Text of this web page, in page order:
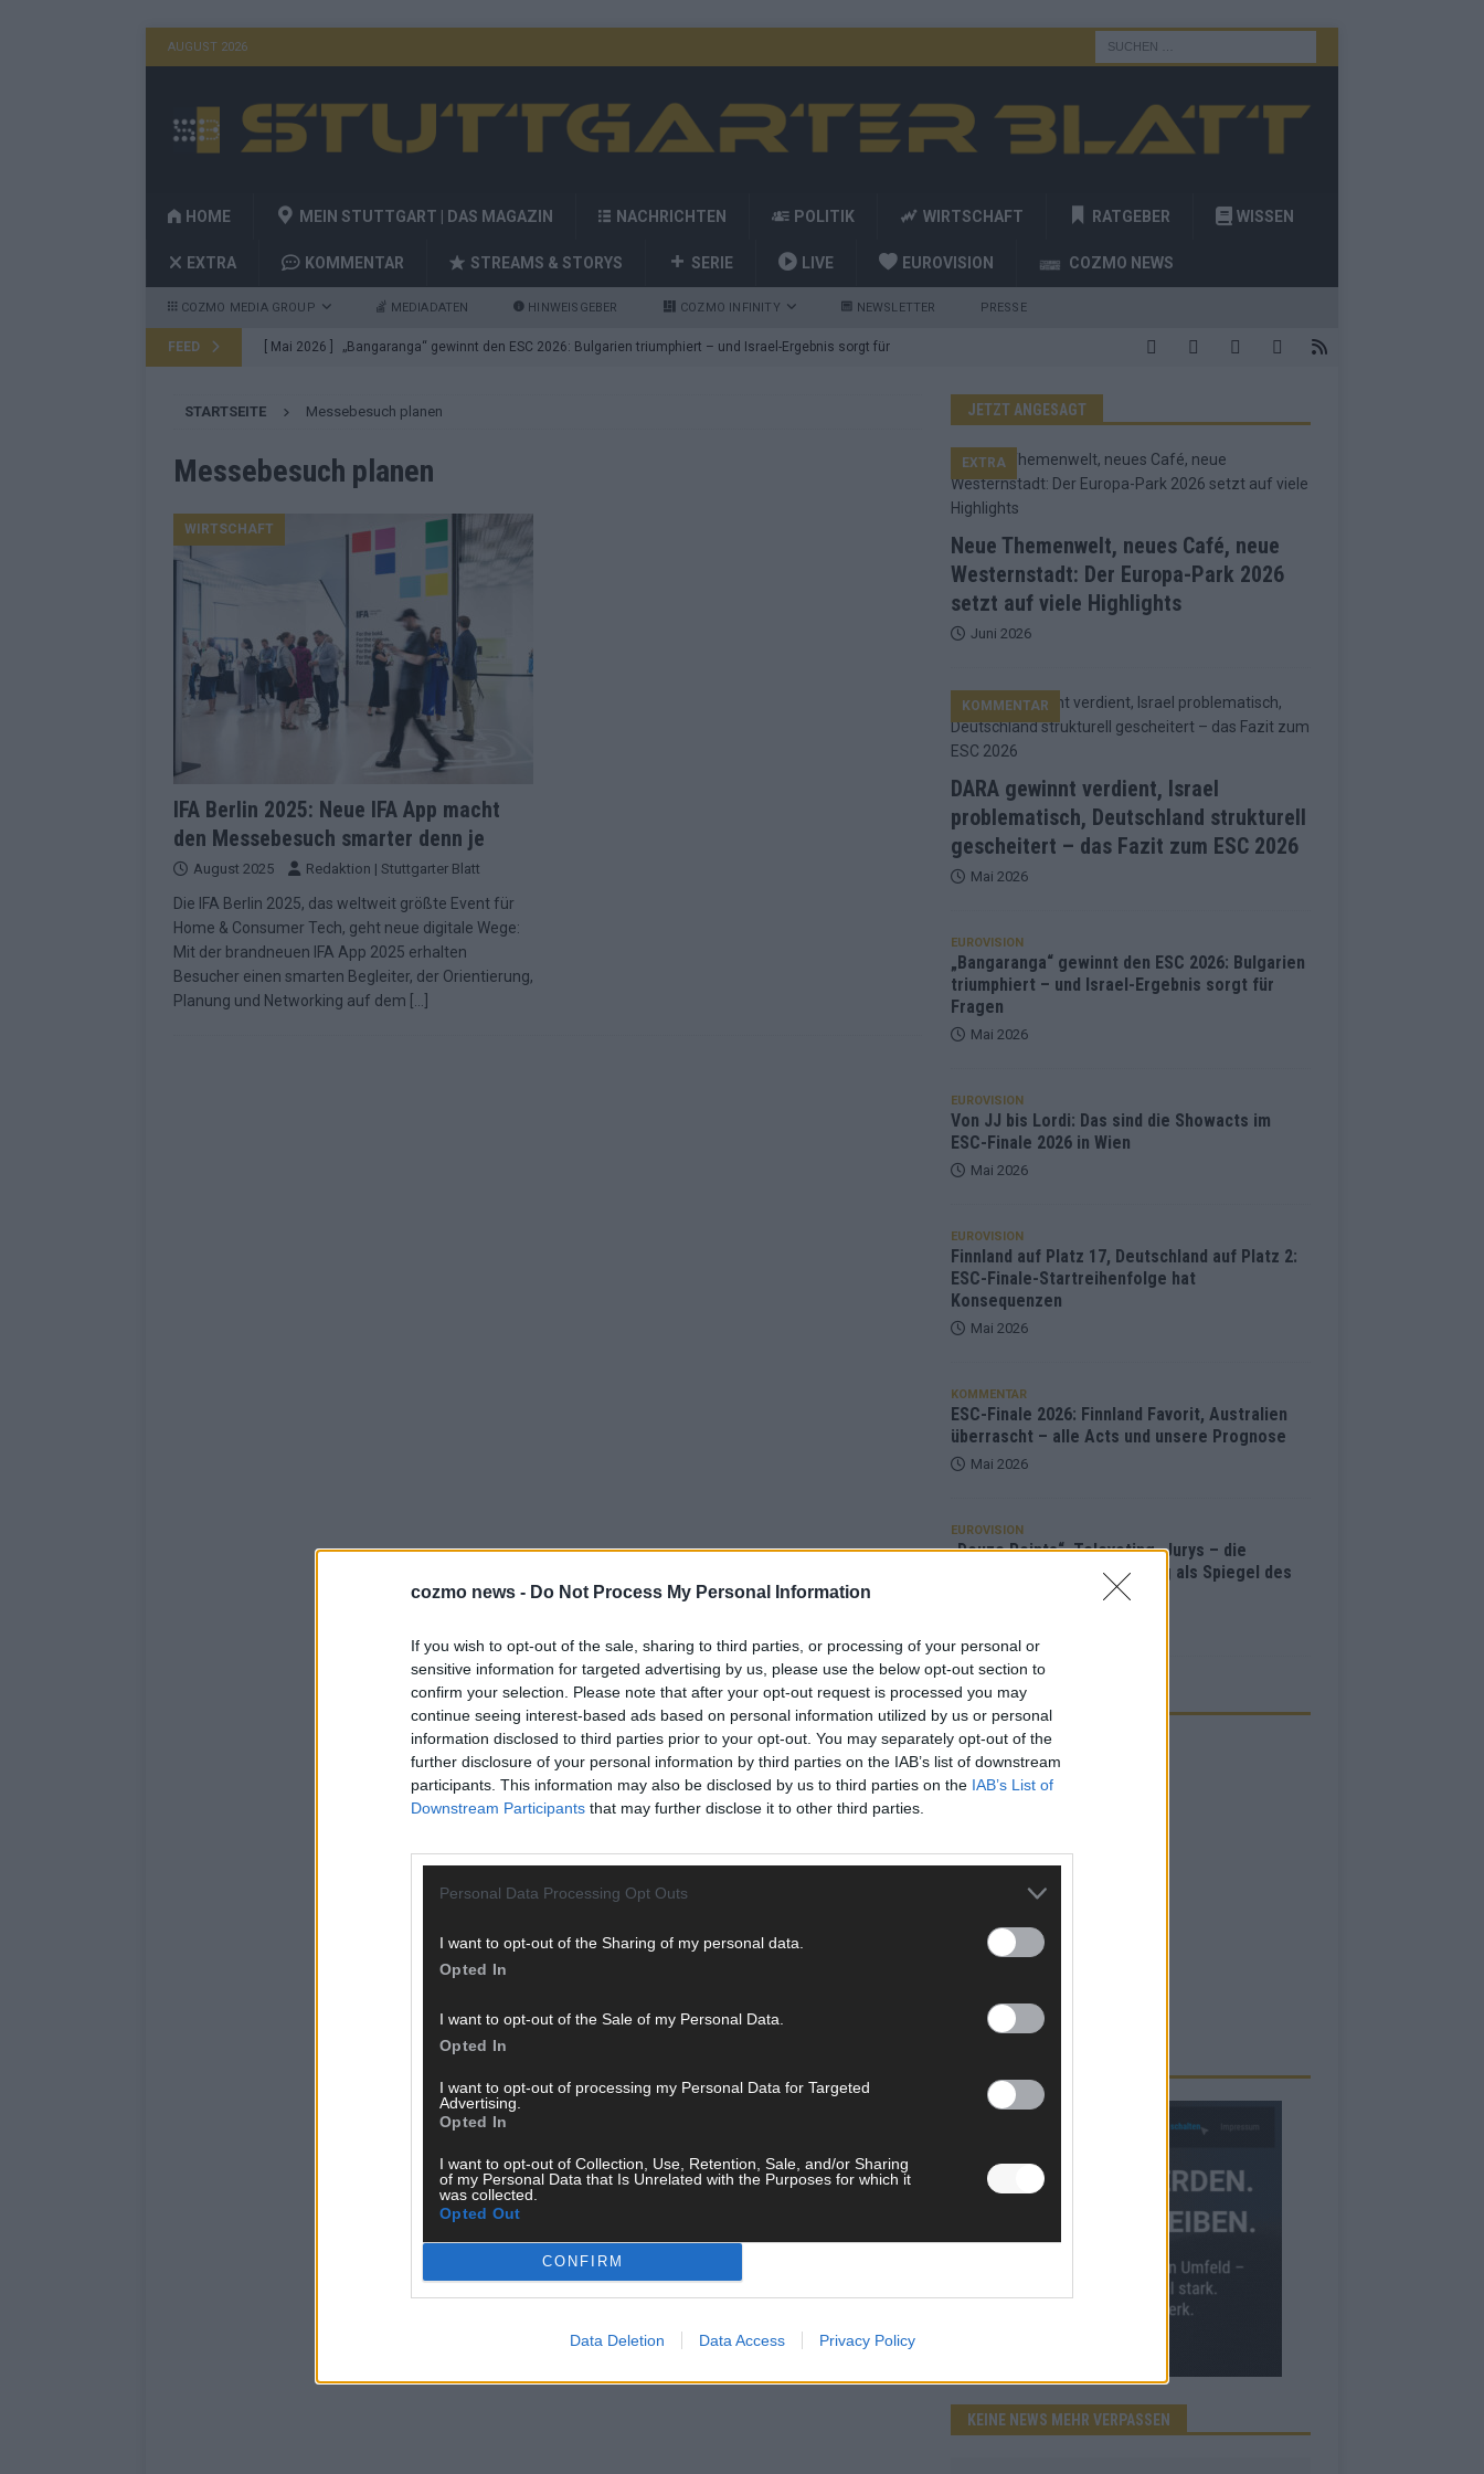
cozmo news - Do Not Process My Personal Information
If you wish to opt-out of the sale, sharing to third parties, or processing of your personal or
sensitive information for targeted advertising by us, please use the below opt-out section to
confirm your selection. Please note that after your opt-out request is processed you may
continue seeing interest-based ads based on personal information utilized by us or personal
information disclosed to third parties prior to your opt-out. You may separately opt-out of the
further disclosure of your personal information by third parties on the IAB’s list of downstream
participants. This information may also be disclosed by us to third parties on the IAB’s List of
Downstream Participants that may further disclose it to other third parties.
Personal Data Processing Opt Outs
I want to opt-out of the Sharing of my personal data.
Opted In
I want to opt-out of the Sale of my Personal Data.
Opted In
I want to opt-out of processing my Personal Data for Targeted
Advertising.
Opted In
I want to opt-out of Collection, Use, Retention, Sale, and/or Sharing
of my Personal Data that Is Unrelated with the Purposes for which it
was collected.
Opted Out
CONFIRM
Data Deletion Data Access Privacy Policy
AUGUST 2026
HOME MEIN STUTTGART | DAS MAGAZIN NACHRICHTEN POLITIK WIRTSCHAFT RATGEBER WISSEN
EXTRA KOMMENTAR STREAMS & STORYS SERIE LIVE EUROVISION COZMO NEWS
COZMO MEDIA GROUP MEDIADATEN HINWEISGEBER COZMO INFINITY NEWSLETTER PRESSE
FEED [ Mai 2026 ] „Bangaranga“ gewinnt den ESC 2026: Bulgarien triumphiert – und Israel-Ergebnis sorgt für
[ Mai 2026 ] Von JJ bis Lordi: Das sind die Showacts im ESC-Finale 2026 in Wien
[ Mai 2026 ] Finnland auf Platz 17, Deutschland auf Platz 2: ESC-Finale-Startreihenfolge hat
[ Mai 2026 ] ESC-Finale 2026: Finnland Favorit, Australien überrascht – alle Acts und unsere Prognose
[ Mai 2026 ] „Douze Points“, Televoting, Jurys – die Geschichte der ESC-Wertung als Spiegel des
Wettbewerbs EUROVISION
[ Mai 2026 ] ESC-Finale komplett: 20 Qualifikanten, vier Big-Four-Länder, ein Gastgeber – alle Acts im
Überblick EUROVISION
ESC 2026: JJ performt „Unknown“, Walzer zu kurz, Moderation zu provinziell – das Fazit zum
[ Mai 2026 ] Quoten vor ESC-Halbfinale 2: Dänemark vorne, Aserbaidschan chancenlos – Zypern
überrascht negativ EXTRA
[ Juni 2026 ] Neue Themenwelt, neues Café, neue Westernstadt: Der Europa-Park 2026 setzt auf viele
Highlights EXTRA
[ Mai 2026 ] DARA gewinnt verdient, Israel problematisch, Deutschland strukturell gescheitert – das
STARTSEITE Messebesuch planen
Messebesuch planen
WIRTSCHAFT
IFA Berlin 2025: Neue IFA App macht
den Messebesuch smarter denn je
August 2025 Redaktion | Stuttgarter Blatt
Die IFA Berlin 2025, das weltweit größte Event für
Home & Consumer Tech, geht neue digitale Wege:
Mit der brandneuen IFA App 2025 erhalten
Besucher einen smarten Begleiter, der Orientierung,
Planung und Networking auf dem
JETZT ANGESAGT
Neue Themenwelt, neues Café, neue
Westernstadt: Der Europa-Park 2026
setzt auf viele Highlights
EXTRA
Juni 2026
DARA gewinnt verdient, Israel
problematisch, Deutschland strukturell
gescheitert – das Fazit zum ESC 2026
KOMMENTAR
Mai 2026
EUROVISION
„Bangaranga“ gewinnt den ESC 2026: Bulgarien
triumphiert – und Israel-Ergebnis sorgt für
Fragen
Mai 2026
EUROVISION
Von JJ bis Lordi: Das sind die Showacts im
ESC-Finale 2026 in Wien
Mai 2026
EUROVISION
Finnland auf Platz 17, Deutschland auf Platz 2:
ESC-Finale-Startreihenfolge hat
Konsequenzen
Mai 2026
KOMMENTAR
ESC-Finale 2026: Finnland Favorit, Australien
überrascht – alle Acts und unsere Prognose
Mai 2026
EUROVISION
„Douze Points“, Televoting, Jurys – die
Geschichte der ESC-Wertung als Spiegel des
ANZEIGE
KEINE NEWS MEHR VERPASSEN